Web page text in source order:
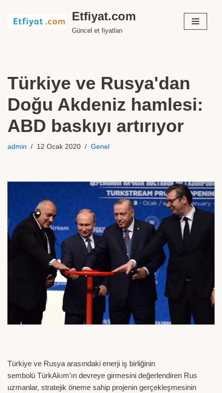
İçeriğe
Etfiyat.com
Güncel et fiyatları
Türkiye ve Rusya'dan
Doğu Akdeniz hamlesi:
ABD baskıyı artırıyor
admin 12 Ocak 2020 Genel
Türkiye ve Rusya arasındaki enerji iş birliğinin
sembolü TürkAkım’ın devreye girmesini değerlendiren Rus
uzmanlar, stratejik öneme sahip projenin gerçekleşmesinin